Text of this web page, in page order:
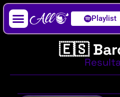
Playlist
🇪🇸